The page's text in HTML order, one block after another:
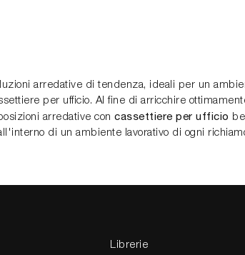
arredative di tendenza, ideali per un
per ufficio. Al fine di arricchire
arredative con cassettiere per ufficio
di un ambiente lavorativo di ogni
Librerie